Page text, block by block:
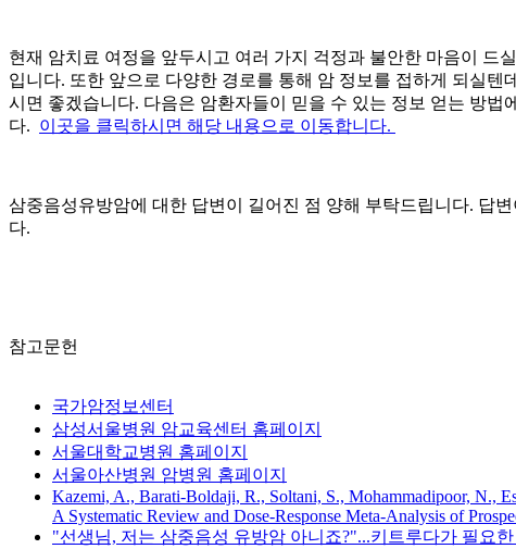
현재 암치료 여정을 앞두시고 여러 가지 걱정과 불안한 마음이 드
입니다. 또한 앞으로 다양한 경로를 통해 암 정보를 접하게 되실
시면 좋겠습니다. 다음은 암환자들이 믿을 수 있는 정보 얻는 방
다. 이곳을 클릭하시면 해당 내용으로 이동합니다.
삼중음성유방암에 대한 답변이 길어진 점 양해 부탁드립니다. 답
다.
참고문헌
국가암정보센터
삼성서울병원 암교육센터 홈페이지
서울대학교병원 홈페이지
서울아산병원 암병원 홈페이지
Kazemi, A., Barati-Boldaji, R., Soltani, S., Mohammadipoor, N.,
A Systematic Review and Dose-Response Meta-Analysis of
"선생님, 저는 삼중음성 유방암 아니죠?"...키트루다가 필요